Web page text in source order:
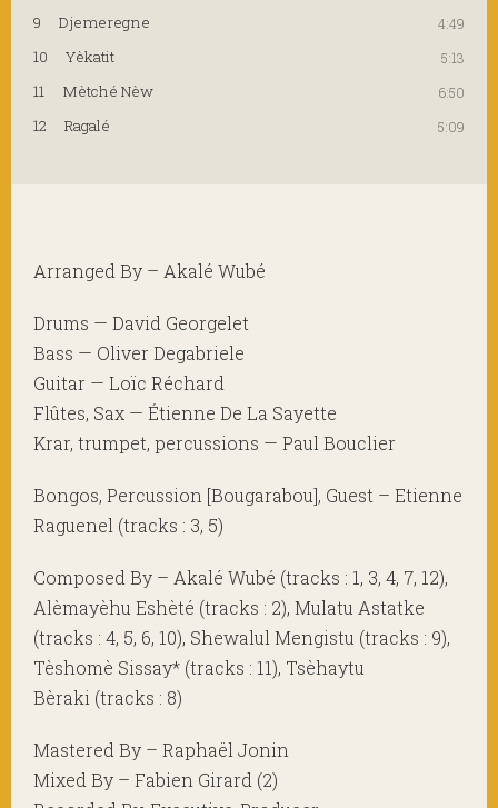
9 Djemeregne 4:49
10 Yèkatit 5:13
11 Mètché Nèw 6:50
12 Ragalé 5:09
Arranged By – Akalé Wubé
Drums — David Georgelet
Bass — Oliver Degabriele
Guitar — Loïc Réchard
Flûtes, Sax — Étienne De La Sayette
Krar, trumpet, percussions — Paul Bouclier
Bongos, Percussion [Bougarabou], Guest – Etienne
Raguenel (tracks : 3, 5)
Composed By – Akalé Wubé (tracks : 1, 3, 4, 7, 12),
Alèmayèhu Eshèté (tracks : 2), Mulatu Astatke
(tracks : 4, 5, 6, 10), Shewalul Mengistu (tracks : 9),
Tèshomè Sissay* (tracks : 11), Tsèhaytu
Bèraki (tracks : 8)
Mastered By – Raphaël Jonin
Mixed By – Fabien Girard (2)